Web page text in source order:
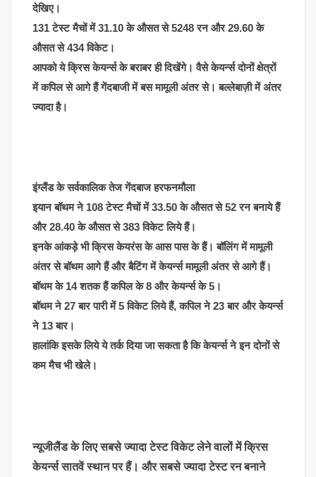
देखिए।
131 टेस्ट मैचों में 31.10 के औसत से 5248 रन और 29.60 के
औसत से 434 विकेट।
आपको ये क्रिस केयर्न्स के बराबर ही दिखेंगे। वैसे केयर्न्स दोनों क्षेत्रों
में कपिल से आगे हैं गेंदबाजी में बस मामूली अंतर से। बल्लेबाज़ी में अंतर
ज्यादा है।
इंग्लैंड के सर्वकालिक तेज गेंदबाज हरफनमौला
इयान बॉथम ने 108 टेस्ट मैचों में 33.50 के औसत से 52 रन बनाये हैं
और 28.40 के औसत से 383 विकेट लिये हैं।
इनके आंकड़े भी क्रिस केयरंस के आस पास के हैं। बॉलिंग में मामूली
अंतर से बॉथम आगे हैं और बैटिंग में केयर्न्स मामूली अंतर से आगे हैं।
बॉथम के 14 शतक हैं कपिल के 8 और केयर्न्स के 5।
बॉथम ने 27 बार पारी में 5 विकेट लिये हैं, कपिल ने 23 बार और केयर्न्स
ने 13 बार।
हालांकि इसके लिये ये तर्क दिया जा सकता है कि केयर्न्स ने इन दोनों से
कम मैच भी खेले।
न्यूजीलैंड के लिए सबसे ज्यादा टेस्ट विकेट लेने वालों में क्रिस
केयर्न्स सातवें स्थान पर हैं। और सबसे ज्यादा टेस्ट रन बनाने